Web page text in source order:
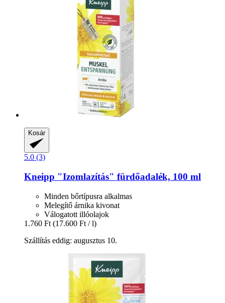
Kosár
5.0 (3)
Kneipp "Izomlazítás" fürdőadalék, 100 ml
Minden bőrtípusra alkalmas
Melegítő árnika kivonat
Válogatott illóolajok
1.760 Ft (17.600 Ft / l)
Szállítás eddig: augusztus 10.